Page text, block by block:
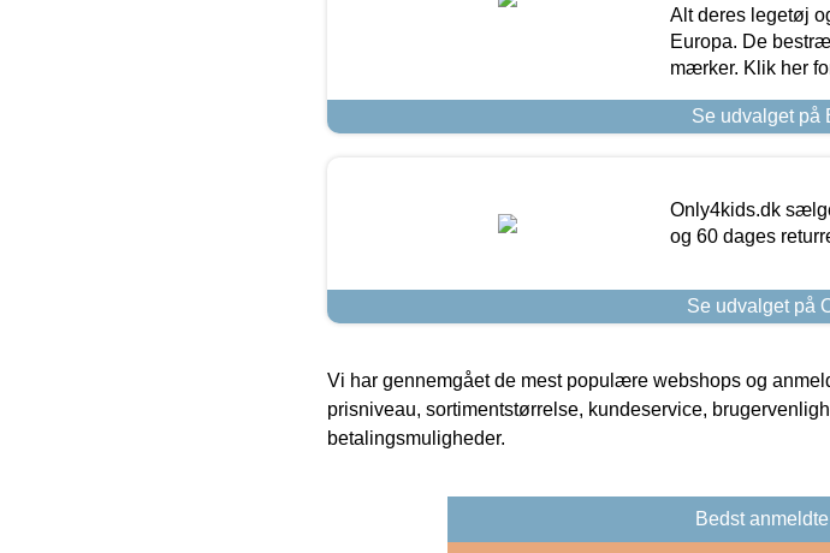
Alt deres legetøj
Europa. De
mærker. Klik her
Se udvalget på
Only4kids.dk
og 60 dages
Se udvalget på
Vi har gennemgået de mest populære webshops og
prisniveau, sortimentstørrelse, kundeservice,
betalingsmuligheder.
Bedst